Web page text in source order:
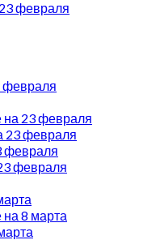
февраля
февраля
23 февраля
23 февраля
февраля
февраля
8 марта